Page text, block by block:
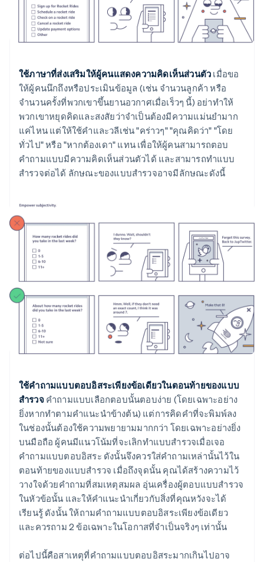
ใช้ภาษาที่ส่งเสริมให้ผู้คนแสดงความคิดเห็นส่วนตัว เมื่อขอ
ให้ผู้คนนึกถึงหรือประเมินข้อมูล (เช่น จำนวนลูกค้า หรือ
จำนวนครั้งที่พวกเขาขึ้นยานอวกาศเมื่อเร็วๆ นี้) อย่าทำให้
พวกเขาหยุดคิดและสงสัยว่าจำเป็นต้องมีความแม่นยำมาก
แค่ไหน แต่ให้ใช้คำและวลีเช่น "คร่าวๆ" "คุณคิดว่า" "โดย
ทั่วไป" หรือ "หากต้องเดา" แทน เพื่อให้ผู้คนสามารถตอบ
คำถามแบบมีความคิดเห็นส่วนตัวได้ และสามารถทำแบบ
สำรวจต่อได้ ลักษณะของแบบสำรวจอาจมีลักษณะดังนี้
ใช้คำถามแบบตอบอิสระเพียงข้อเดียวในตอนท้ายของแบบ
สำรวจคำถามแบบเลือกตอบนั้นตอบง่าย (โดยเฉพาะอย่าง
ยิ่งหากทำตามคำแนะนำข้างต้น) แต่การคิดคำที่จะพิมพ์ลง
ในช่องนั้นต้องใช้ความพยายามมากกว่า โดยเฉพาะอย่างยิ่ง
บนมือถือ ผู้คนมีแนวโน้มที่จะเลิกทำแบบสำรวจเมื่อเจอ
คำถามแบบตอบอิสระ ดังนั้นจึงควรใส่คำถามเหล่านั้นไว้ใน
ตอนท้ายของแบบสำรวจ เมื่อถึงจุดนั้น คุณได้สร้างความไว้
วางใจด้วยคำถามที่สมเหตุสมผล อุ่นเครื่องผู้ตอบแบบสำรวจ
ในหัวข้อนั้น และให้คำแนะนำเกี่ยวกับสิ่งที่คุณหวังจะได้
เรียนรู้ ดังนั้น ให้ถามคำถามแบบตอบอิสระเพียงข้อเดียว
และควรถาม 2 ข้อเฉพาะในโอกาสที่จำเป็นจริงๆ เท่านั้น
ต่อไปนี้คือสาเหตุที่คำถามแบบตอบอิสระมากเกินไปอาจ